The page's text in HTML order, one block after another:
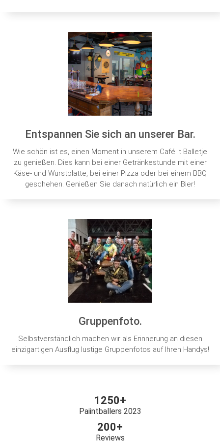
Entspannen Sie sich an unserer Bar.
Wie schön ist es, einen Moment in unserem Café 't Balletje
zu genießen. Dies kann bei einer Getränkestunde mit einer
Käse- und Wurstplatte, bei einer Pizza oder bei einem BBQ
geschehen. Genießen Sie danach natürlich ein Bier!
Gruppenfoto.
Selbstverständlich machen wir als Erinnerung an diesen
einzigartigen Ausflug lustige Gruppenfotos auf Ihren Handys!
1250+
Paiintballers 2023
200+
Reviews